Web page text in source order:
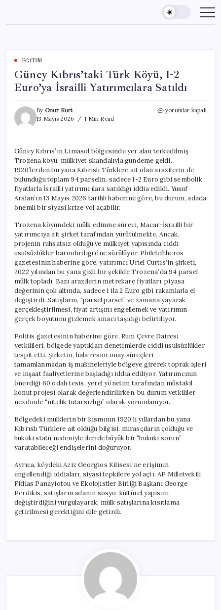
content
EĞITIM
Güney Kıbrıs’taki Türk Köyü, 1-2
Euro’ya İsrailli Yatırımcılara Satıldı
By Onur Kurt
13 Mayıs 2026
1 Min Read
Güney
2
Euro’ya
İsrailli
Yatırımcılara
Satıldı
için
yorumlar kapalı
Güney Kıbrıs’ın Limasol bölgesinde yer alan terkedilmiş
Trozena köyü, mülkiyet skandalıyla gündeme geldi.
1920’lerden bu yana Kıbrıslı Türklere ait olan arazilerin de
bulunduğu toplam 94 parselin, sadece 1-2 Euro gibi sembolik
fiyatlarla İsrailli yatırımcılara satıldığı iddia edildi. Yusuf
Arslan’ın 13 Mayıs 2026 tarihli haberine göre, bu durum, adada
önemli bir siyasi krize yol açabilir.
Trozena köyündeki mülk edinme süreci, Macar-İsrailli bir
yatırımcıya ait şirket tarafından yürütülmekte. Ancak,
projenin ruhsatsız olduğu ve mülkiyet yapısında ciddi
usulsüzlükler barındırdığı öne sürülüyor. Phileleftheros
gazetesinin haberine göre, yatırımcı Uriel Curtis’in şirketi,
2022 yılından bu yana gizli bir şekilde Trozena’da 94 parsel
mülk topladı. Bazı arazilerin metrekare fiyatları, piyasa
değerinin çok altında, sadece 1 ila 2 Euro gibi rakamlarla el
değiştirdi. Satışların, “parsel parsel” ve zamana yayarak
gerçekleştirilmesi, fiyat artışını engellemek ve yatırımın
gerçek boyutunu gizlemek amacı taşıdığı belirtiliyor.
Politis gazetesinin haberine göre, Rum Çevre Dairesi
yetkilileri, bölgede yaptıkları denetimlerde ciddi usulsüzlükler
tespit etti. Şirketin, hala resmi onay süreçleri
tamamlanmadan iş makineleriyle bölgeye girerek toprak işleri
ve inşaat faaliyetlerine başladığı iddia ediliyor. Yatırımcının
önerdiği 60 odalı tesis, yerel yönetim tarafından müstakil
konut projesi olarak değerlendirilirken, bu durum yetkililer
nezdinde “nitelik tutarsızlığı” olarak yorumlanıyor.
Bölgedeki mülklerin bir kısmının 1920’li yıllardan bu yana
Kıbrıslı Türklere ait olduğu bilgisi, mirasçıların çokluğu ve
hukuki statü nedeniyle ileride büyük bir “hukuki sorun”
yaratabileceği endişelerini doğuruyor.
Ayrıca, köydeki Aziz Georgios Kilisesi’ne erişimin
engellendiği iddiaları, siyasi tepkilere yol açtı. AP Milletvekili
Fidias Panayiotou ve Ekolojistler Birliği Başkanı George
Perdikis, satışların adanın sosyo-kültürel yapısını
değiştirdiğini vurgulayarak, mülk satışlarına kısıtlama
getirilmesi gerektiğini dile getirdi.